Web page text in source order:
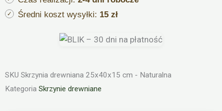
Średni koszt wysyłki: 15 zł
SKU Skrzynia drewniana 25x40x15 cm - Naturalna
Kategoria Skrzynie drewniane